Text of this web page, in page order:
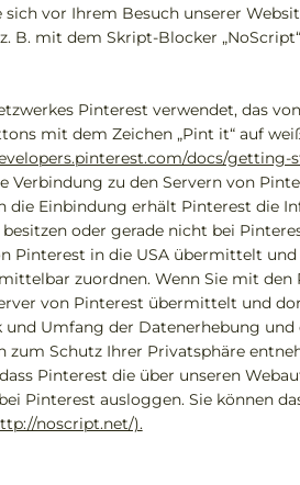
vor Ihrem Besuch unserer
B. mit dem Skript-Blocker
Pinterest verwendet, das
mit dem Zeichen „Pint it“ auf
docs/
zu den Servern von
Einbindung erhält Pinterest die
oder gerade nicht bei
Pinterest in die USA übermittelt
zuordnen. Wenn Sie mit den
von Pinterest übermittelt und
Umfang der Datenerhebung
Schutz Ihrer Privatsphäre
Pinterest die über unseren
Pinterest ausloggen. Sie können
noscript.net/).